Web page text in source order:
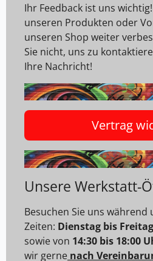
Ihr Feedback ist uns
unseren Produkten oder
unseren Shop weiter
Sie nicht, uns zu
Ihre Nachricht!
Vertrag
Unsere Werkstatt-
Besuchen Sie uns
Zeiten: Dienstag bis Freitag
sowie von 14:30 bis 18:00
wir gerne nach